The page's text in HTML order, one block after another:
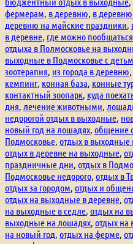
фермерам, в деревню, в
деревню на майские праздники,
в деревне, где можно
отдыха в Полмосковье на
выходные в Подмосковье с
зоотерапия, из города в деревню,
кемпинг, конная база, конные
контактный зоопарк, куда
дня, лечение животными,
недорогой отдых в выходные,
новый год на лошадях, общение
Подмосковье, отдых в выходные
отдых в деревне на выходные,
праздничные дни, отдых в
Подмосковье недорого, отдых в
отдых за городом, отдых и
отдых на выходные в деревне,
на выходные в седле, отдых на
выходные на лошадях, отдых на
на новый год, отдых на ферме,